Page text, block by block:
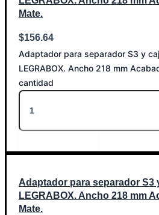
Mate.
$156.64
Adaptador para separador S3 y
LEGRABOX. Ancho 218 mm
cantidad
Adaptador para separador S3
LEGRABOX. Ancho 218 mm
Mate.